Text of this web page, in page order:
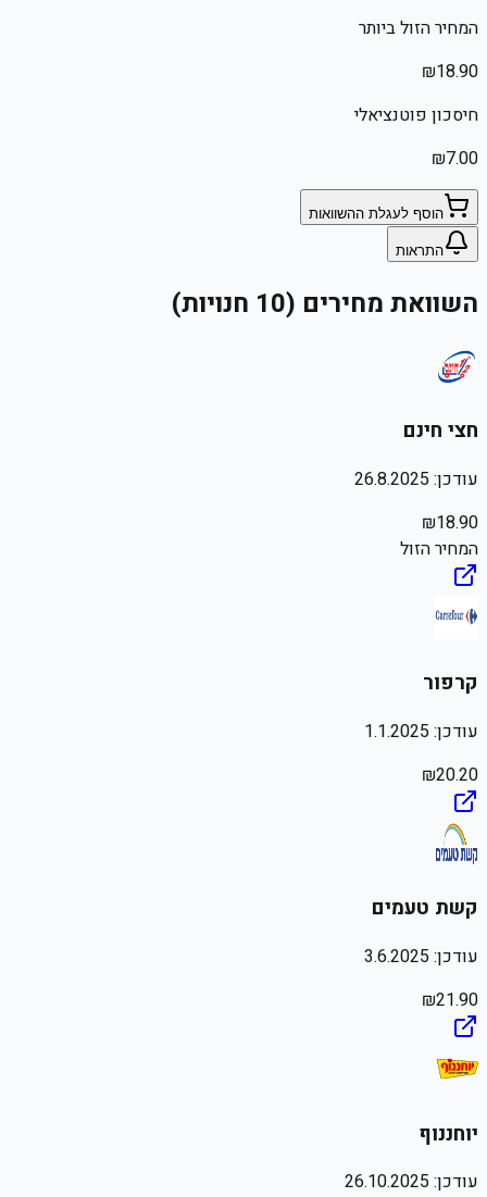
המחיר הזול ביותר
₪18.90
חיסכון פוטנציאלי
₪7.00
הוסף לעגלת ההשוואות
התראות
השוואת מחירים (10 חנויות)
חצי חינם
עודכן: 26.8.2025
₪18.90
המחיר הזול
קרפור
עודכן: 1.1.2025
₪20.20
קשת טעמים
עודכן: 3.6.2025
₪21.90
יוחננוף
עודכן: 26.10.2025